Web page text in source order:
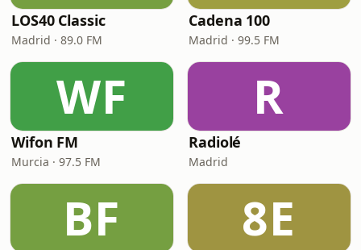
LOS40 Classic
Madrid · 89.0 FM
Cadena 100
Madrid · 99.5 FM
WF
Wifon FM
Murcia · 97.5 FM
R
Radiolé
Madrid
BF 8E